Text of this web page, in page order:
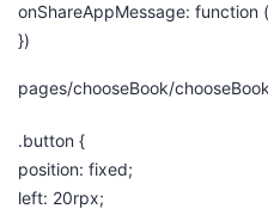
onShareAppMessage: function
})
pages/chooseBook/
.button {
position: fixed;
left: 20rpx;